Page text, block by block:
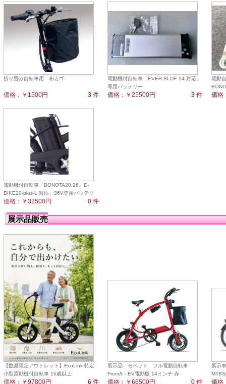
折り畳み自転車用 布カゴ
価格：￥1500円 3 件
電動機付自転車「EVER-BLUE 14 対応」
専用バッテリー
価格：￥25500円 3 件
電動
価格
電動機付自転車「BONOTA20,26、E-
BIKE20-plus-L 対応」36V専用バッテリ
ー
価格：￥32500円 0 件
展示品販売
【数量限定アウトレット】EcoLink 特定
小型原動機付自転車 16歳以上
価格：￥97800円 6 件
展示品 モペット フル電動自転車
FromA－EV電動版 14インチ 赤
価格：￥66500円 0 件
展示
価格